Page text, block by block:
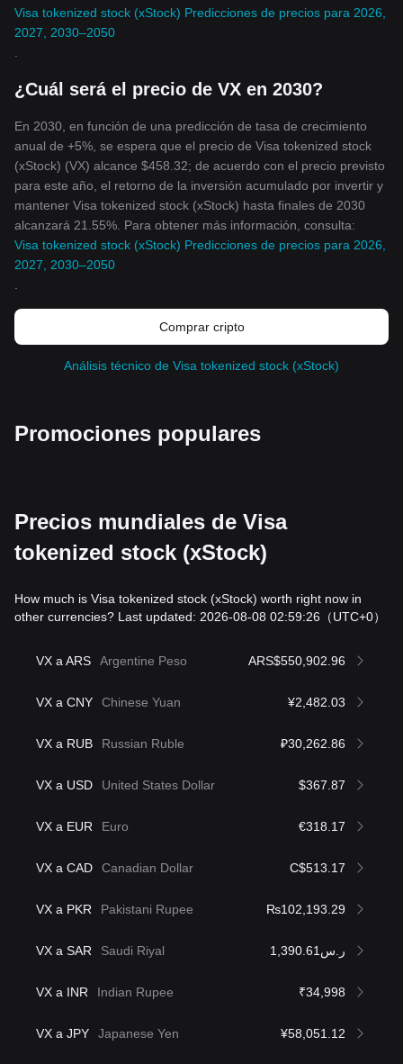
Visa tokenized stock (xStock) Predicciones de precios para 2026,
2027, 2030–2050
¿Cuál será el precio de VX en 2030?
En 2030, en función de una predicción de tasa de crecimiento
anual de +5%, se espera que el precio de Visa tokenized stock
(xStock) (VX) alcance $458.32; de acuerdo con el precio previsto
para este año, el retorno de la inversión acumulado por invertir y
mantener Visa tokenized stock (xStock) hasta finales de 2030
alcanzará 21.55%. Para obtener más información, consulta:
Visa tokenized stock (xStock) Predicciones de precios para 2026,
2027, 2030–2050
Comprar cripto
Análisis técnico de Visa tokenized stock (xStock)
Promociones populares
Precios mundiales de Visa
tokenized stock (xStock)
How much is Visa tokenized stock (xStock) worth right now in
other currencies? Last updated: 2026-08-08 02:59:26 （UTC+0）
VX a ARS Argentine Peso ARS$550,902.96
VX a CNY Chinese Yuan ¥2,482.03
VX a RUB Russian Ruble ₽30,262.86
VX a USD United States Dollar $367.87
VX a EUR Euro €318.17
VX a CAD Canadian Dollar C$513.17
VX a PKR Pakistani Rupee ₨102,193.29
VX a SAR Saudi Riyal ر.س1,390.61
VX a INR Indian Rupee ₹34,998
VX a JPY Japanese Yen ¥58,051.12